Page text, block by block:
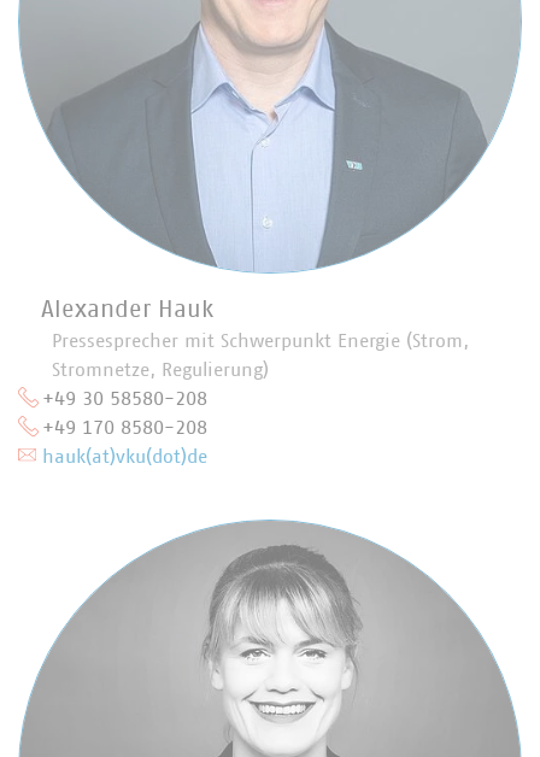
Alexander Hauk
Pressesprecher mit Schwerpunkt Energie (Strom,
Stromnetze, Regulierung)
+49 30 58580-208
+49 170 8580-208
hauk(at)vku(dot)de